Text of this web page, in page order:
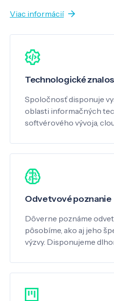
Viac informácií
Technologické
Spoločnosť disponuje
oblasti informačných
softvérového vývoja,
Odvetvové poznanie
Dôverne poznáme
pôsobíme, ako aj jeho
výzvy. Disponujeme